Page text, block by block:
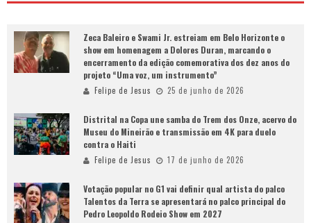
Zeca Baleiro e Swami Jr. estreiam em Belo Horizonte o
show em homenagem a Dolores Duran, marcando o
encerramento da edição comemorativa dos dez anos do
projeto “Uma voz, um instrumento”
Felipe de Jesus 25 de junho de 2026
Distrital na Copa une samba do Trem dos Onze, acervo do
Museu do Mineirão e transmissão em 4K para duelo
contra o Haiti
Felipe de Jesus 17 de junho de 2026
Votação popular no G1 vai definir qual artista do palco
Talentos da Terra se apresentará no palco principal do
Pedro Leopoldo Rodeio Show em 2027